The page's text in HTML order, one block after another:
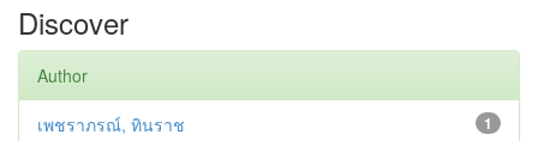
Discover
Author
1
เพชราภรณ์, ทินราช